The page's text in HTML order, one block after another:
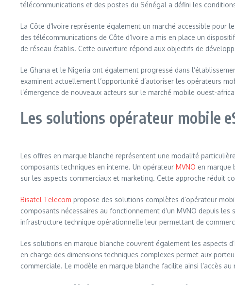
télécommunications et des postes du Sénégal a défini les
La Côte d’Ivoire représente également un marché accessible
des télécommunications de Côte d’Ivoire a mis en place un
de réseau établis. Cette ouverture répond aux objectifs de
Le Ghana et le Nigeria ont également progressé dans
examinent actuellement l’opportunité d’autoriser les opérateurs
l’émergence de nouveaux acteurs sur le marché mobile ouest-
Les solutions opérateur mobile
Les offres en marque blanche représentent une modalité
composants techniques en interne. Un opérateur MVNO en marque
sur les aspects commerciaux et marketing. Cette approche réduit
Bisatel Telecom propose des solutions complètes d’opérateur
composants nécessaires au fonctionnement d’un MVNO depuis
infrastructure technique opérationnelle leur permettant de
Les solutions en marque blanche couvrent également les aspects
en charge des dimensions techniques complexes permet aux
commerciale. Le modèle en marque blanche facilite ainsi l’accès